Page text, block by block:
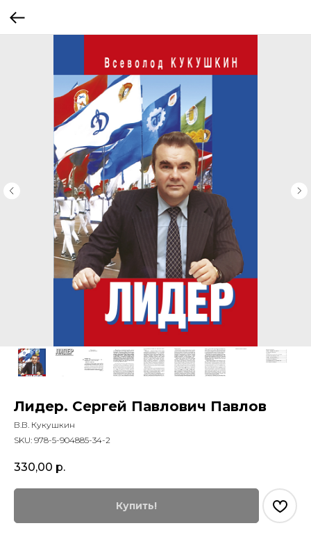
Лидер. Сергей Павлович Павлов
В.В. Кукушкин
SKU: 978-5-904885-34-2
330,00 р.
Купить!